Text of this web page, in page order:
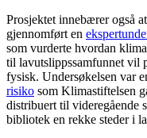
Prosjektet innebærer også
gjennomført en
som vurderte hvordan
til lavutslippssamfunnet vil
fysisk. Undersøkelsen var
risiko som Klimastiftelsen
distribuert til videregående
bibliotek en rekke steder i